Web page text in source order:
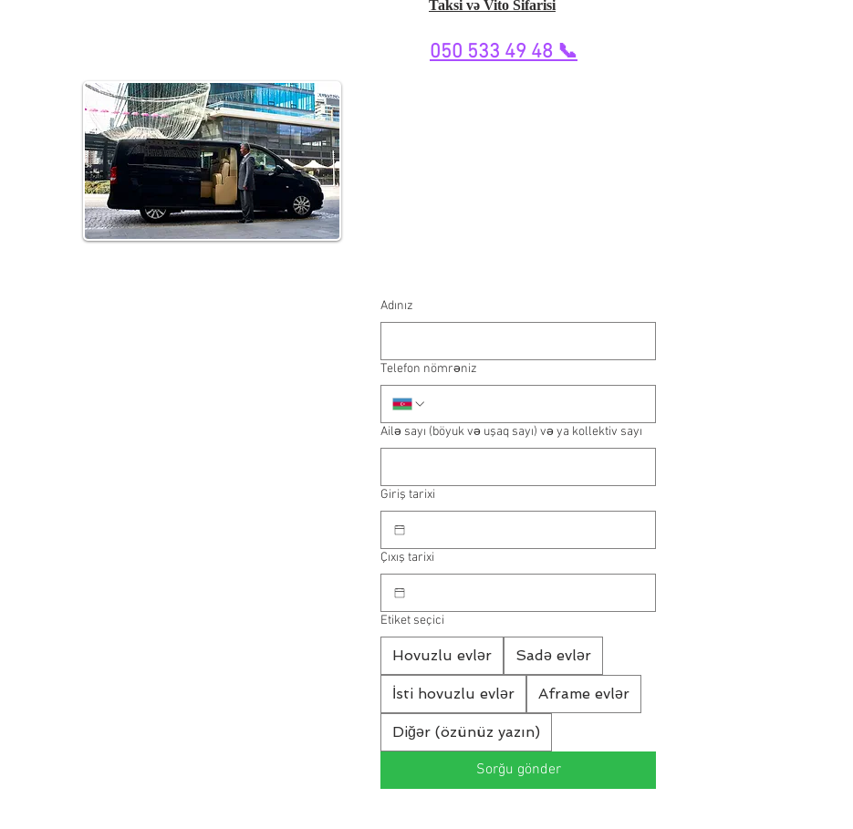
Taksi və Vito Sifarisi
050 533 49 48 📞
Adınız
Telefon nömrəniz
Ailə sayı (böyuk və uşaq sayı) və ya kollektiv sayı
Giriş tarixi
Çıxış tarixi
Etiket seçici
Hovuzlu evlər Sadə evlər
İsti hovuzlu evlər Aframe evlər
Diğər (özünüz yazın)
Sorğu gönder